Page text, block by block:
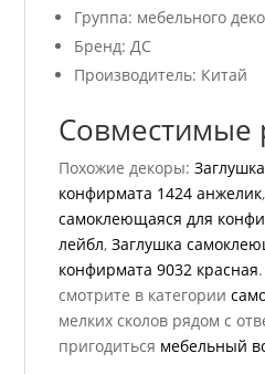
Группа: мебельного
Бренд: ДС
Производитель: Китай
Совместимые
Похожие декоры:
конфирмата 1424 анжелик
самоклеющаяся для
лейбл,Заглушка
конфирмата 9032 красная
смотрите в категории
мелких сколов рядом с
пригодиться мебельный